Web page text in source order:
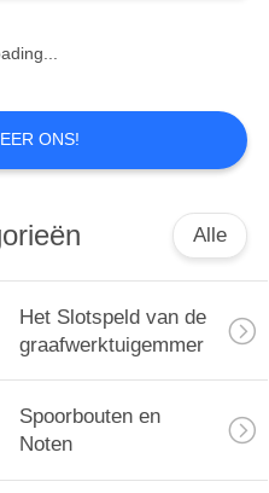
ONS!
Alle
Het Slotspeld van de
graafwerktuigemmer
Spoorbouten en
Noten